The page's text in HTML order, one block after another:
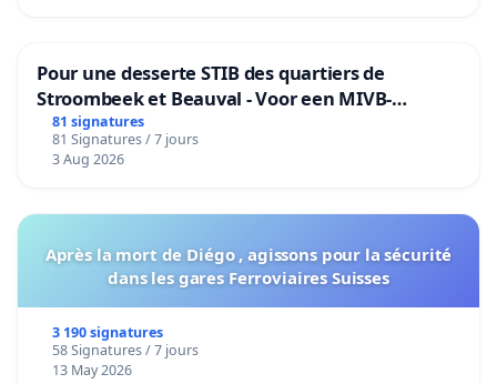
Pour une desserte STIB des quartiers de
Stroombeek et Beauval - Voor een MIVB-
bediening van de wijken Strombeek en Het
Voor
81 signatures
81 Signatures / 7 jours
3 Aug 2026
Après la mort de Diégo , agissons pour la sécurité
dans les gares Ferroviaires Suisses
3 190 signatures
58 Signatures / 7 jours
13 May 2026